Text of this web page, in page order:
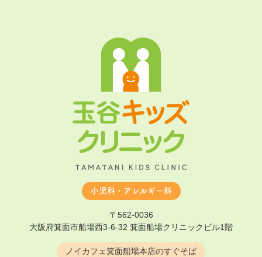
小児科・アレルギー科
〒562-0036
大阪府箕面市船場西3-6-32 箕面船場クリニックビル1階
ノイカフェ箕面船場本店のすぐそば